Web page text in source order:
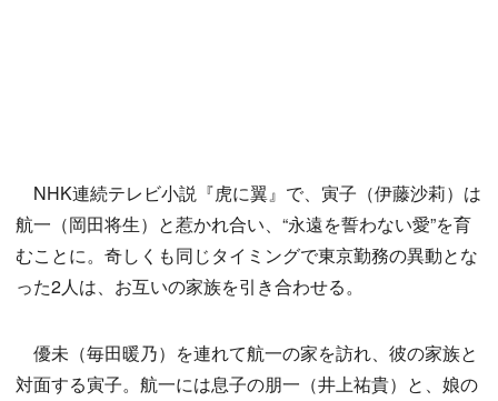
NHK連続テレビ小説『虎に翼』で、寅子（伊藤沙莉）は
航一（岡田将生）と惹かれ合い、“永遠を誓わない愛”を育
むことに。奇しくも同じタイミングで東京勤務の異動とな
った2人は、お互いの家族を引き合わせる。
優未（毎田暖乃）を連れて航一の家を訪れ、彼の家族と
対面する寅子。航一には息子の朋一（井上祐貴）と、娘の